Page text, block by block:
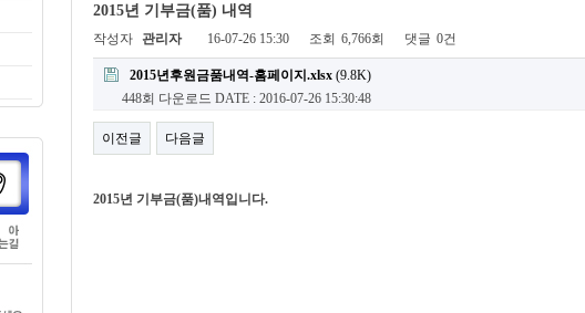
2015년 기부금(품) 내역
작성자 관리자 16-07-26 15:30 조회 6,766회 댓글 0건
2015년후원금품내역-홈페이지.xlsx (9.8K)
448회 다운로드 DATE : 2016-07-26 15:30:48
이전글 다음글
2015년 기부금(품)내역입니다.